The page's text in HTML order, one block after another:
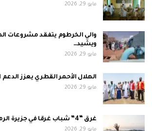
مايو 29, 2026
والي الخرطوم يتفقد مشروعات
ويشيد…
مايو 29, 2026
الهلال الأحمر القطري يعزز الدعم
مايو 29, 2026
غرق “4” شباب غرقا في جزيرة الرمل…
مايو 29, 2026